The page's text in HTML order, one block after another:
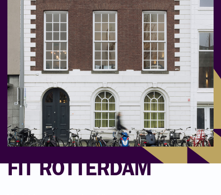
FIT ROTTERDAM